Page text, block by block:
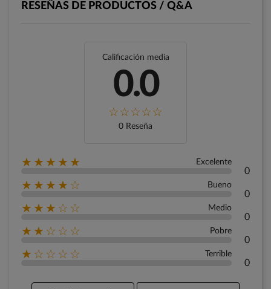
RESEÑAS DE PRODUCTOS / Q&A
Calificación media
0.0
0 Reseña
★★★★★ Excelente
0
★★★★☆ Bueno
0
★★★☆☆ Medio
0
★★☆☆☆ Pobre
0
★☆☆☆☆ Terrible
0